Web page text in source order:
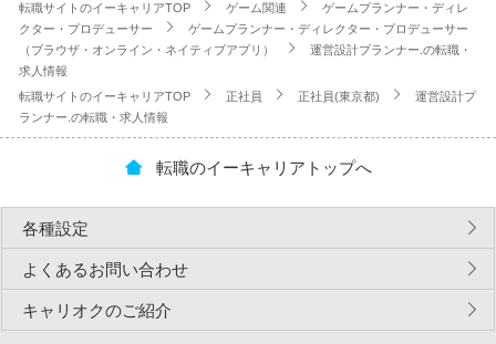
転職サイトのイーキャリアTOP ゲーム関連
ゲームプランナー・ディレ
クター・プロデューサー
ゲームプランナー・ディレクター・プロデューサー
（ブラウザ・オンライン・ネイティブアプリ）
運営設計プランナー.の転職・
求人情報
転職サイトのイーキャリアTOP
正社員 正社員(東京都)
運営設計プ
ランナー.の転職・求人情報
転職のイーキャリアトップへ
各種設定
よくあるお問い合わせ
キャリオクのご紹介